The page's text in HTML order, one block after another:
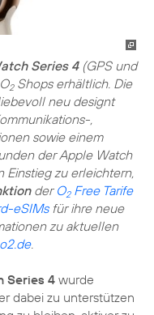
Series 4(GPS und
2Shops erhältlich. Die
neu designt
,
sowie einem
der Apple Watch
Einstieg zu erleichtern,
der O2Free Tarife
eSIMsfür ihre neue
zu aktuellen
o2.de.
Series 4 wurde
dabei zu unterstützen